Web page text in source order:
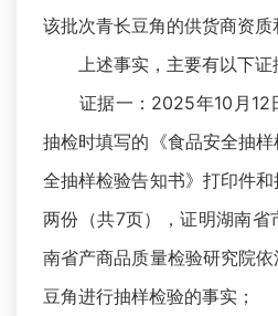
该批次青长豆角的供货商资质
上述事实，主要有以下证
证据一：2025年10月12
抽检时填写的《食品安全抽
全抽样检验告知书》打印件
两份（共7页），证明湖南省
南省产商品质量检验研究院
豆角进行抽样检验的事实；